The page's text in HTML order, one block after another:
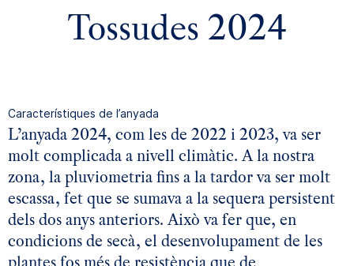
Tossudes 2024
Característiques de l’anyada
L’anyada 2024, com les de 2022 i 2023, va ser
molt complicada a nivell climàtic. A la nostra
zona, la pluviometria fins a la tardor va ser molt
escassa, fet que se sumava a la sequera persistent
dels dos anys anteriors. Això va fer que, en
condicions de secà, el desenvolupament de les